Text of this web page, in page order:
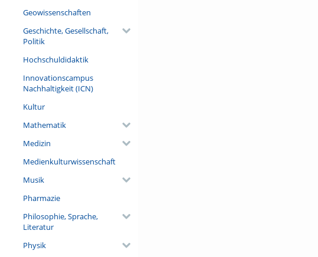
Geowissenschaften
Geschichte, Gesellschaft,
Politik
Hochschuldidaktik
Innovationscampus
Nachhaltigkeit (ICN)
Kultur
Mathematik
Medizin
Medienkulturwissenschaft
Musik
Pharmazie
Philosophie, Sprache,
Literatur
Physik